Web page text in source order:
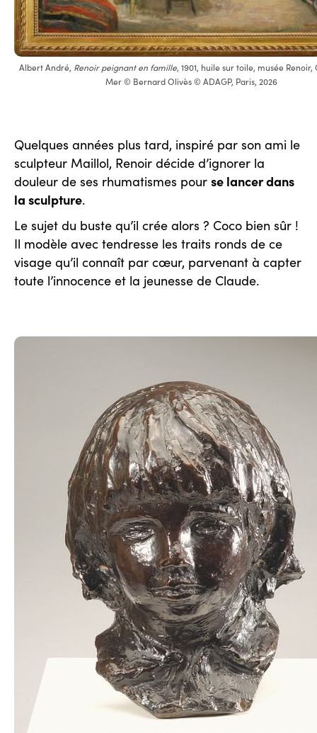
Albert André, Renoir peignant en famille, 1901, huile sur toile, musée
Mer © Bernard Olivès © ADAGP, Paris, 2026
Quelques années plus tard, inspiré par son ami le
sculpteur Maillol, Renoir décide d’ignorer la
douleur de ses rhumatismes pour se lancer dans
la sculpture.
Le sujet du buste qu’il crée alors ? Coco bien sûr !
Il modèle avec tendresse les traits ronds de ce
visage qu’il connaît par cœur, parvenant à capter
toute l’innocence et la jeunesse de Claude.